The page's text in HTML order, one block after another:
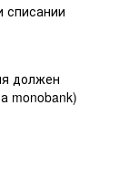
списании
должен
monobank)